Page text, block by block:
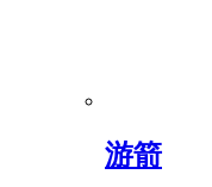
游箭